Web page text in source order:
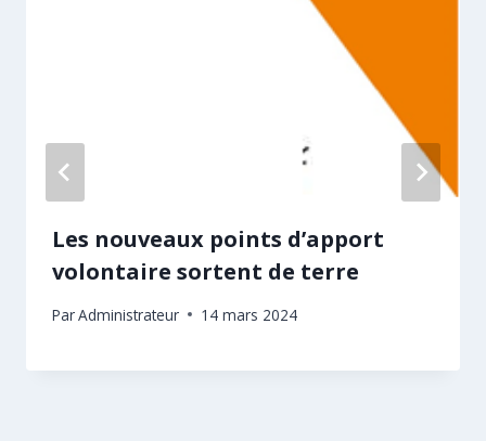
Les nouveaux points d’apport
volontaire sortent de terre
ParAdministrateur 14 mars 2024